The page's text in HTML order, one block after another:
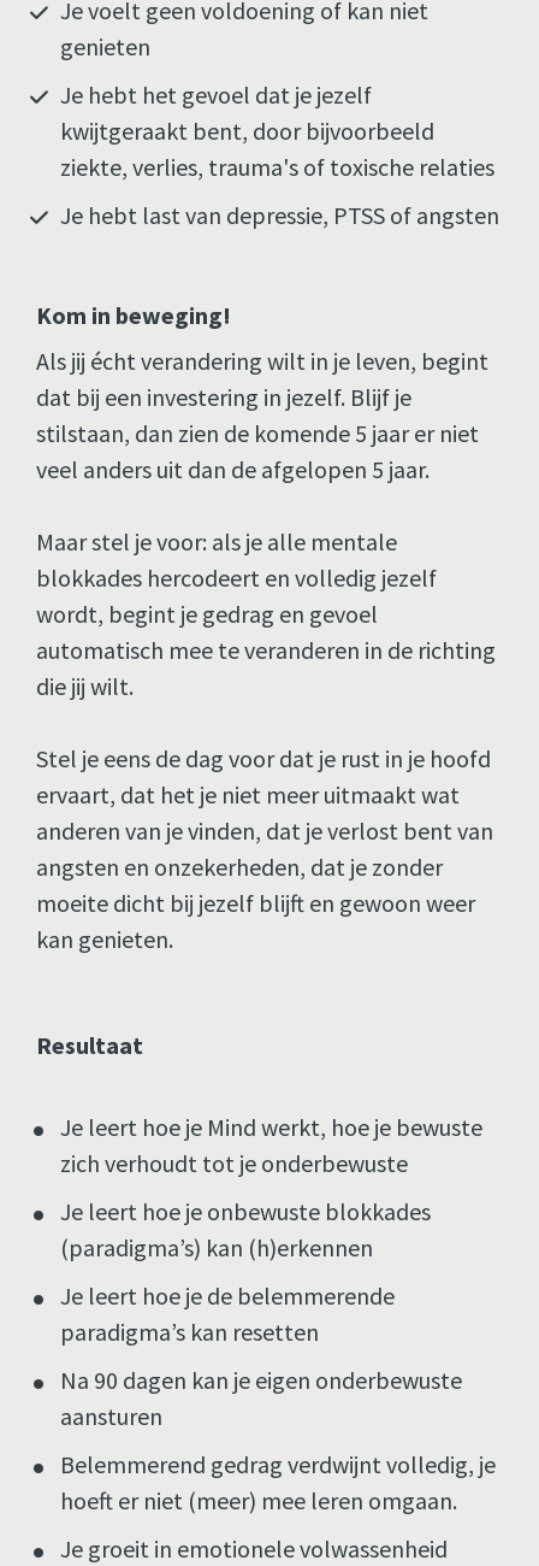
Je voelt geen voldoening of kan niet
genieten
Je hebt het gevoel dat je jezelf
kwijtgeraakt bent, door bijvoorbeeld
ziekte, verlies, trauma's of toxische relaties
Je hebt last van depressie, PTSS of angsten
Kom in beweging!
Als jij écht verandering wilt in je leven, begint
dat bij een investering in jezelf. Blijf je
stilstaan, dan zien de komende 5 jaar er niet
veel anders uit dan de afgelopen 5 jaar.
Maar stel je voor: als je alle mentale
blokkades hercodeert en volledig jezelf
wordt, begint je gedrag en gevoel
automatisch mee te veranderen in de richting
die jij wilt.
Stel je eens de dag voor dat je rust in je hoofd
ervaart, dat het je niet meer uitmaakt wat
anderen van je vinden, dat je verlost bent van
angsten en onzekerheden, dat je zonder
moeite dicht bij jezelf blijft en gewoon weer
kan genieten.
Resultaat
Je leert hoe je Mind werkt, hoe je bewuste
zich verhoudt tot je onderbewuste
Je leert hoe je onbewuste blokkades
(paradigma’s) kan (h)erkennen
Je leert hoe je de belemmerende
paradigma’s kan resetten
Na 90 dagen kan je eigen onderbewuste
aansturen
Belemmerend gedrag verdwijnt volledig, je
hoeft er niet (meer) mee leren omgaan.
Je groeit in emotionele volwassenheid